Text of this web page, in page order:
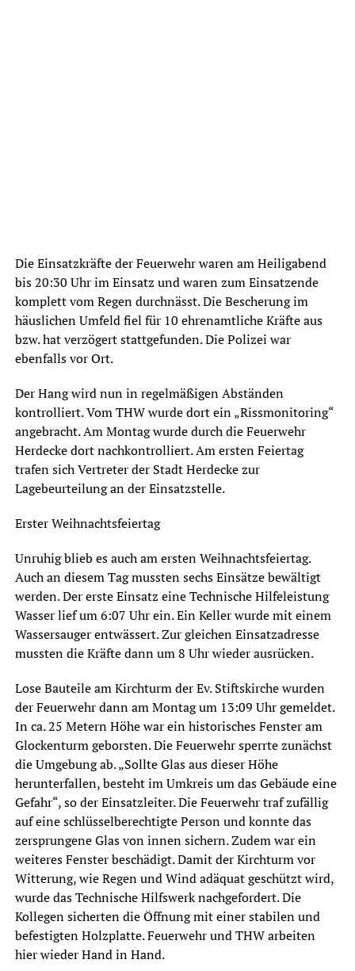
Die Einsatzkräfte der Feuerwehr waren am Heiligabend
bis 20:30 Uhr im Einsatz und waren zum Einsatzende
komplett vom Regen durchnässt. Die Bescherung im
häuslichen Umfeld fiel für 10 ehrenamtliche Kräfte aus
bzw. hat verzögert stattgefunden. Die Polizei war
ebenfalls vor Ort.
Der Hang wird nun in regelmäßigen Abständen
kontrolliert. Vom THW wurde dort ein „Rissmonitoring“
angebracht. Am Montag wurde durch die Feuerwehr
Herdecke dort nachkontrolliert. Am ersten Feiertag
trafen sich Vertreter der Stadt Herdecke zur
Lagebeurteilung an der Einsatzstelle.
Erster Weihnachtsfeiertag
Unruhig blieb es auch am ersten Weihnachtsfeiertag.
Auch an diesem Tag mussten sechs Einsätze bewältigt
werden. Der erste Einsatz eine Technische Hilfeleistung
Wasser lief um 6:07 Uhr ein. Ein Keller wurde mit einem
Wassersauger entwässert. Zur gleichen Einsatzadresse
mussten die Kräfte dann um 8 Uhr wieder ausrücken.
Lose Bauteile am Kirchturm der Ev. Stiftskirche wurden
der Feuerwehr dann am Montag um 13:09 Uhr gemeldet.
In ca. 25 Metern Höhe war ein historisches Fenster am
Glockenturm geborsten. Die Feuerwehr sperrte zunächst
die Umgebung ab. „Sollte Glas aus dieser Höhe
herunterfallen, besteht im Umkreis um das Gebäude eine
Gefahr“, so der Einsatzleiter. Die Feuerwehr traf zufällig
auf eine schlüsselberechtigte Person und konnte das
zersprungene Glas von innen sichern. Zudem war ein
weiteres Fenster beschädigt. Damit der Kirchturm vor
Witterung, wie Regen und Wind adäquat geschützt wird,
wurde das Technische Hilfswerk nachgefordert. Die
Kollegen sicherten die Öffnung mit einer stabilen und
befestigten Holzplatte. Feuerwehr und THW arbeiten
hier wieder Hand in Hand.